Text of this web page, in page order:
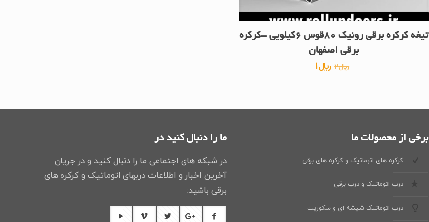
تیغه کرکره برقی رونیک 80قوس 6کیلویی -کرکره
برقی اصفهان
﷼2 قیمت
بود.
﷼1قیمت
است.
برخی از محصولات ما
کرکره های اتوماتیک و کرکره های برقی
درب اتوماتیک و درب برقی
درب اتوماتیک شیشه ای و سکوریت
ما را دنبال کنید در
در شبکه های اجتماعی ما را دنبال کنید و در جریان
آخرین اخبار و اطلاعات دربهای اتوماتیک و کرکره های
برقی باشید: